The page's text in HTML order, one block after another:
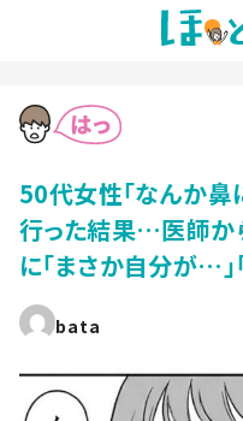
50代女性「なんか鼻
行った結果…医師か
に「まさか自分が…」
bata